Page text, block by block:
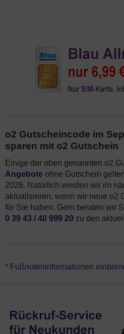
o2 Gutscheincode im
sparen mit o2 Gutschein
Einige der oben genannten o2
Angebote ohne Gutschein
2026. Natürlich werden wir im
aktualisieren, wenn wir neue o2
für Sie haben. Gern beraten wir
0 39 43 / 40 999 20 zu den
*Alle Angebote ohne und mit o2
meisten Angebote beträgt 24
Verlängerung je 12 Monate). Alle
Seite ohne Gewähr – es gelten die
* Fußnoteninformationen